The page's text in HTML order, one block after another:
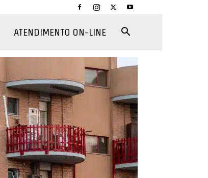
ATENDIMENTO ON-LINE